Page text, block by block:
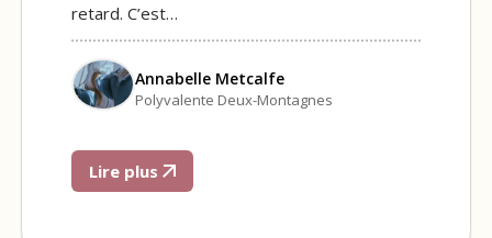
retard. C’est…
Annabelle Metcalfe
Polyvalente Deux-Montagnes
Lire plus